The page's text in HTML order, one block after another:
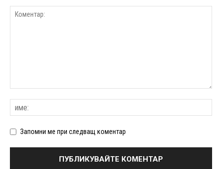
Запомни ме при следващ коментар